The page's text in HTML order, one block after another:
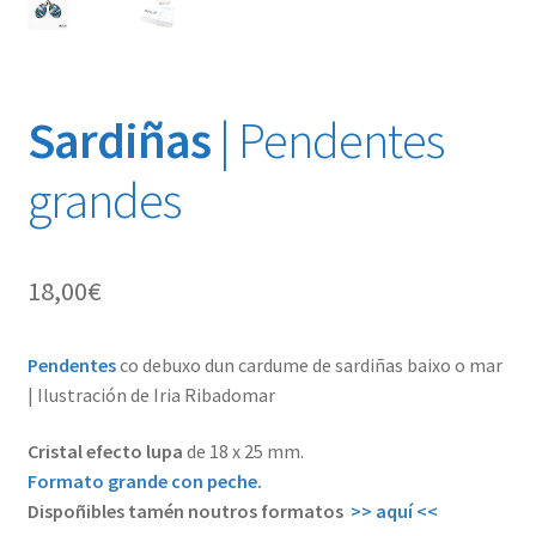
Sardiñas| Pendentes
grandes
18,00€
Pendentesco debuxo dun cardume de sardiñas baixo o mar
| Ilustración de Iria Ribadomar
Cristal efecto lupa de 18 x 25 mm.
Formato grande con peche.
Dispoñibles tamén noutros formatos >> aquí <<